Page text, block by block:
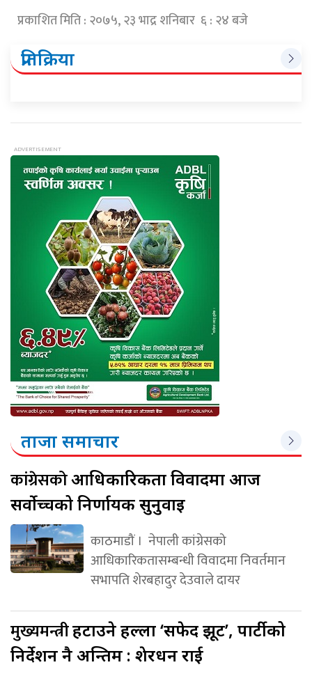
प्रकाशित मिति : २०७५, २३ भाद्र शनिबार ६ : २४ बजे
प्रतिक्रिया
ताजा समाचार
कांग्रेसकोआधिकारिकता विवादमा आज
सर्वोच्चको निर्णायक सुनुवाइ
काठमाडौं । नेपाली कांग्रेसको
आधिकारिकतासम्बन्धी विवादमा निवर्तमान
सभापति शेरबहादुर देउवाले दायर
मुख्यमन्त्रीहटाउने हल्ला ‘सफेद झूट’, पार्टीको
निर्देशन नै अन्तिम : शेरधन राई